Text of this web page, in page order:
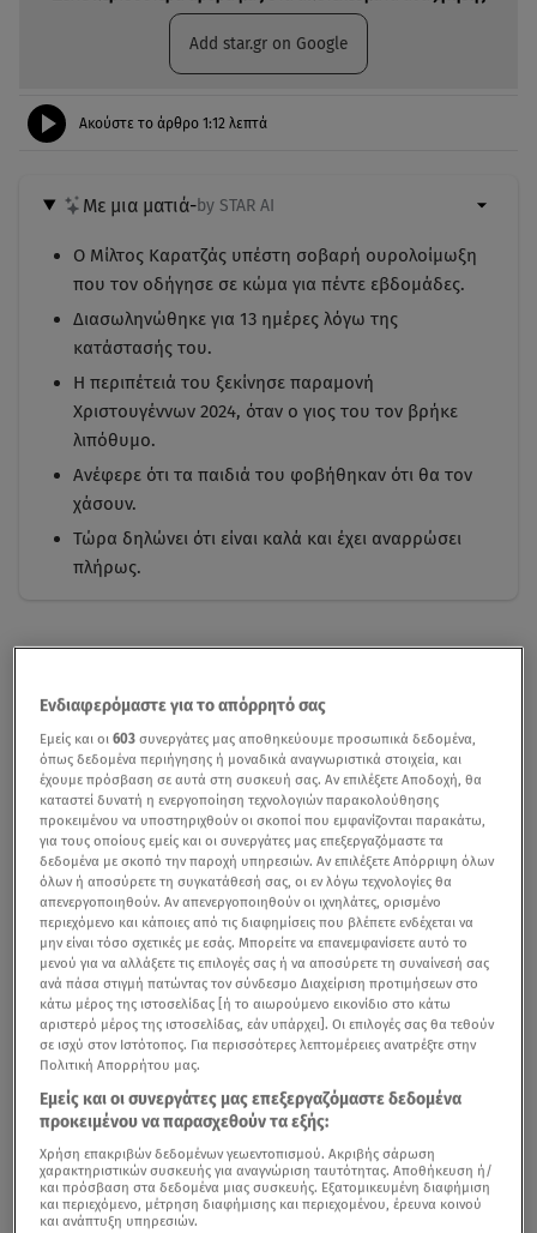
Add star.gr on Google
Ακούστε το άρθρο 1:12 λεπτά
Με μια ματιά-by STAR AI
Ο Μίλτος Καρατζάς υπέστη σοβαρή ουρολοίμωξη
που τον οδήγησε σε κώμα για πέντε εβδομάδες.
Διασωληνώθηκε για 13 ημέρες λόγω της
κατάστασής του.
Η περιπέτειά του ξεκίνησε παραμονή
Χριστουγέννων 2024, όταν ο γιος του τον βρήκε
λιπόθυμο.
Ανέφερε ότι τα παιδιά του φοβήθηκαν ότι θα τον
χάσουν.
Τώρα δηλώνει ότι είναι καλά και έχει αναρρώσει
πλήρως.
Ενδιαφερόμαστε για το απόρρητό σας
Εμείς και οι603 συνεργάτες μας αποθηκεύουμε προσωπικά δεδομένα,
όπως δεδομένα περιήγησης ή μοναδικά αναγνωριστικά στοιχεία, και
έχουμε πρόσβαση σε αυτά στη συσκευή σας. Αν επιλέξετε Αποδοχή, θα
καταστεί δυνατή η ενεργοποίηση τεχνολογιών παρακολούθησης
προκειμένου να υποστηριχθούν οι σκοποί που εμφανίζονται παρακάτω,
για τους οποίους εμείς και οι συνεργάτες μας επεξεργαζόμαστε τα
δεδομένα με σκοπό την παροχή υπηρεσιών. Αν επιλέξετε Απόρριψη όλων
όλων ή αποσύρετε τη συγκατάθεσή σας, οι εν λόγω τεχνολογίες θα
απενεργοποιηθούν. Αν απενεργοποιηθούν οι ιχνηλάτες, ορισμένο
περιεχόμενο και κάποιες από τις διαφημίσεις που βλέπετε ενδέχεται να
μην είναι τόσο σχετικές με εσάς. Μπορείτε να επανεμφανίσετε αυτό το
μενού για να αλλάξετε τις επιλογές σας ή να αποσύρετε τη συναίνεσή σας
ανά πάσα στιγμή πατώντας τον σύνδεσμο Διαχείριση προτιμήσεων στο
κάτω μέρος της ιστοσελίδας [ή το αιωρούμενο εικονίδιο στο κάτω
αριστερό μέρος της ιστοσελίδας, εάν υπάρχει]. Οι επιλογές σας θα τεθούν
σε ισχύ στον Ιστότοπος. Για περισσότερες λεπτομέρειες ανατρέξτε στην
Πολιτική Απορρήτου μας.
Εμείς και οι συνεργάτες μας επεξεργαζόμαστε δεδομένα
προκειμένου να παρασχεθούν τα εξής:
Χρήση επακριβών δεδομένων γεωεντοπισμού. Ακριβής σάρωση
χαρακτηριστικών συσκευής για αναγνώριση ταυτότητας. Αποθήκευση ή/
και πρόσβαση στα δεδομένα μιας συσκευής. Εξατομικευμένη διαφήμιση
και περιεχόμενο, μέτρηση διαφήμισης και περιεχομένου, έρευνα κοινού
και ανάπτυξη υπηρεσιών.